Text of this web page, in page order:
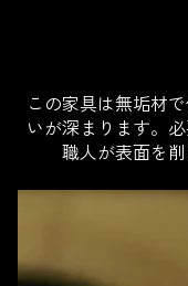
この家具は無垢材
いが深まります。
職人が表面を